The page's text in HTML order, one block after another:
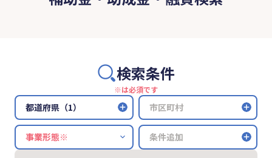
検索条件
※は必須です
都道府県（1） 市区町村
条件追加